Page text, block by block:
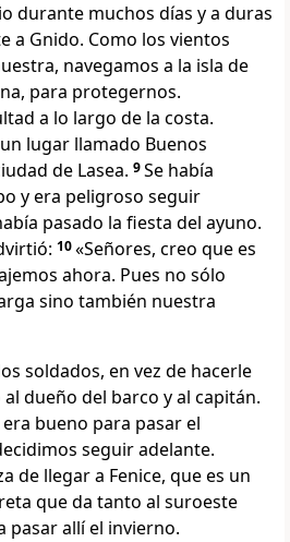
durante muchos días y a duras
a Gnido. Como los vientos
navegamos a la isla de
para protegernos.
a lo largo de la costa.
lugar llamado Buenos
de Lasea. 9Se había
y era peligroso seguir
pasado la fiesta del ayuno.
10«Señores, creo que es
ahora. Pues no sólo
sino también nuestra
soldados, en vez de hacerle
al dueño del barco y al capitán.
bueno para pasar el
seguir adelante.
de llegar a Fenice, que es un
que da tanto al suroeste
pasar allí el invierno.